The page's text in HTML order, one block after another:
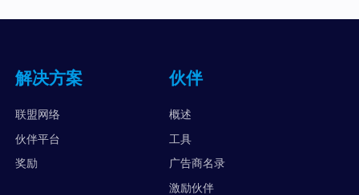
解决方案
联盟网络
伙伴平台
奖励
伙伴
概述
工具
广告商名录
激励伙伴